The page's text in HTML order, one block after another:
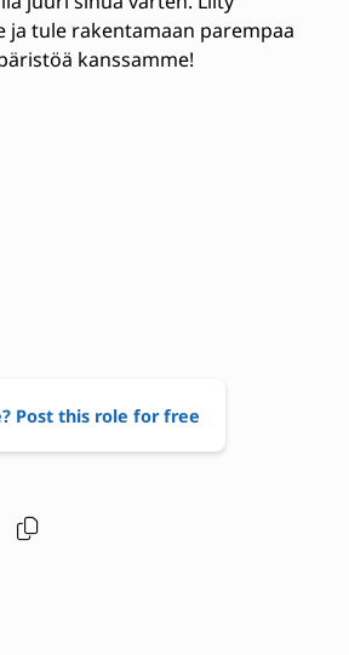
ja tule rakentamaan parempaa
kanssamme!
Post this role for free